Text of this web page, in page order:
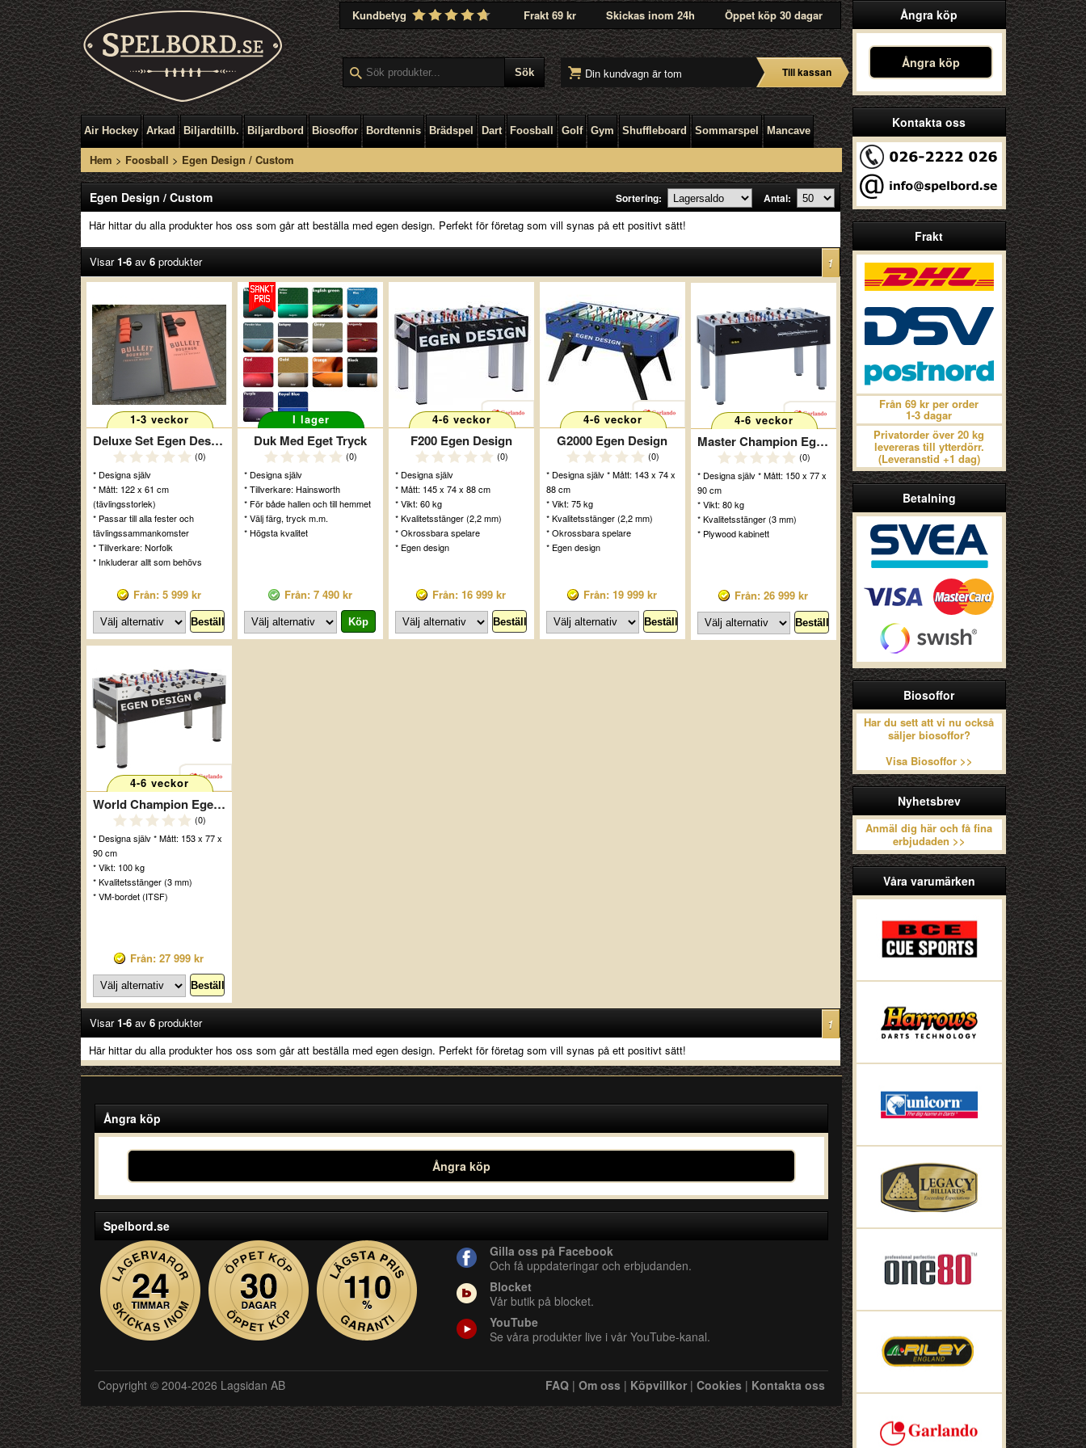
Kundbetyg Frakt 69 kr Skickas inom 24h Öppet köp 30 dagar
Din kundvagn är tom Till kassan
Air Hockey Arkad Biljardtillb. Biljardbord Biosoffor Bordtennis Brädspel Dart Foosball Golf Gym Shuffleboard Sommarspel Mancave
Hem > Foosball > Egen Design / Custom
Ångra köp
Ångra köp
Kontakta oss
Frakt
Från 69 kr per order
1-3 dagar
Privatorder över 20 kg
levereras till ytterdörr.
(Leveranstid +1 dag)
Betalning
Biosoffor
Har du sett att vi nu också
säljer biosoffor?
Visa Biosoffor >>
Nyhetsbrev
Anmäl dig här och få fina
erbjudaden >>
Våra varumärken
Egen Design / Custom Sortering: Antal:
Här hittar du alla produkter hos oss som går att beställa med egen design. Perfekt för företag som vill synas på ett positivt sätt!
Visar1-6av 6produkter 1
1-3 veckor
Deluxe Set Egen Design
(0)
* Designa själv
* Mått: 122 x 61 cm
(tävlingsstorlek)
* Passar till alla fester och
tävlingssammankomster
* Tillverkare: Norfolk
* Inkluderar allt som behövs
Från: 5 999 kr
I lager
Duk Med Eget Tryck
(0)
* Designa själv
* Tillverkare: Hainsworth
* För både hallen och till hemmet
* Välj färg, tryck m.m.
* Högsta kvalitet
Från: 7 490 kr
4-6 veckor
F200 Egen Design
(0)
* Designa själv
* Mått: 145 x 74 x 88 cm
* Vikt: 60 kg
* Kvalitetsstänger (2,2 mm)
* Okrossbara spelare
* Egen design
Från: 16 999 kr
4-6 veckor
G2000 Egen Design
(0)
* Designa själv * Mått: 143 x 74 x
88 cm
* Vikt: 75 kg
* Kvalitetsstänger (2,2 mm)
* Okrossbara spelare
* Egen design
Från: 19 999 kr
4-6 veckor
Master Champion Egen Design
(0)
* Designa själv * Mått: 150 x 77 x
90 cm
* Vikt: 80 kg
* Kvalitetsstänger (3 mm)
* Plywood kabinett
Från: 26 999 kr
4-6 veckor
World Champion Egen Design
(0)
* Designa själv * Mått: 153 x 77 x
90 cm
* Vikt: 100 kg
* Kvalitetsstänger (3 mm)
* VM-bordet (ITSF)
Från: 27 999 kr
Visar1-6av 6produkter
1
Här hittar du alla produkter hos oss som går att beställa med egen design. Perfekt för företag som vill synas på ett positivt sätt!
Ångra köp
Ångra köp
Spelbord.se
Gilla oss på Facebook
Och få uppdateringar och erbjudanden.
Blocket
Vår butik på blocket.
YouTube
Se våra produkter live i vår YouTube-kanal.
Copyright © 2004-2026 Lagsidan AB FAQ| Om oss| Köpvillkor| Cookies| Kontakta oss